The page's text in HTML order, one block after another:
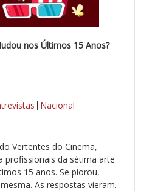
nos Últimos 15 Anos?
Nacional
Vertentes do Cinema,
profissionais da sétima arte
15 anos. Se piorou,
As respostas vieram.